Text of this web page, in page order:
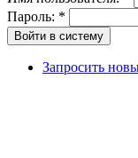
Пароль: *
Запросить